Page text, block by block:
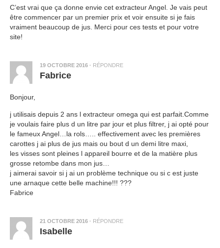
C’est vrai que ça donne envie cet extracteur Angel. Je vais peut
être commencer par un premier prix et voir ensuite si je fais
vraiment beaucoup de jus. Merci pour ces tests et pour votre
site!
19 OCTOBRE 2016 · RÉPONDRE
Fabrice
Bonjour,
j utilisais depuis 2 ans l extracteur omega qui est parfait.Comme
je voulais faire plus d un litre par jour et plus filtrer, j ai opté pour
le fameux Angel…la rols….. effectivement avec les premières
carottes j ai plus de jus mais ou bout d un demi litre maxi,
les visses sont pleines l appareil bourre et de la matière plus
grosse retombe dans mon jus…
j aimerai savoir si j ai un problème technique ou si c est juste
une arnaque cette belle machine!!! ???
Fabrice
21 OCTOBRE 2016 · RÉPONDRE
Isabelle